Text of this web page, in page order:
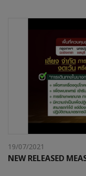
19/07/2021
NEW RELEASED